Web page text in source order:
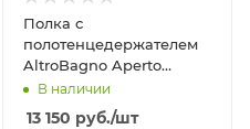
Полка с
полотенцедержателем
AltroBagno Aperto
081503 NeOp
В наличии
13 150 руб./шт